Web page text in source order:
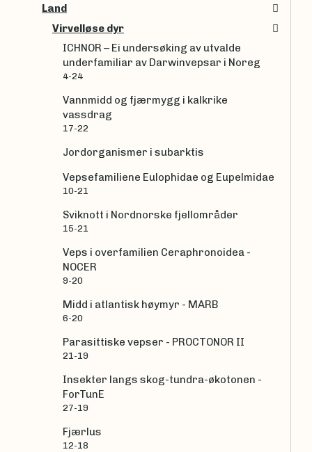
Land
Virvelløse dyr
ICHNOR – Ei undersøking av utvalde
underfamiliar av Darwinvepsar i Noreg
4-24
Vannmidd og fjærmygg i kalkrike
vassdrag
17-22
Jordorganismer i subarktis
Vepsefamiliene Eulophidae og Eupelmidae
10-21
Sviknott i Nordnorske fjellområder
15-21
Veps i overfamilien Ceraphronoidea -
NOCER
9-20
Midd i atlantisk høymyr - MARB
6-20
Parasittiske vepser - PROCTONOR II
21-19
Insekter langs skog-tundra-økotonen -
ForTunE
27-19
Fjærlus
12-18